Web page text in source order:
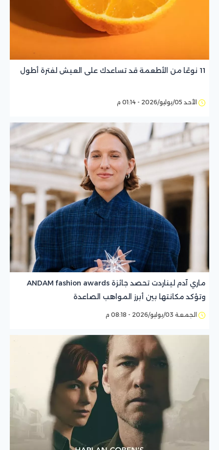
11 نوعًا من الأطعمة قد تساعدك على العيش لفترة أطول
الأحد 05/يوليو/2026 - 01:14 م
ماري آدم ليناردت تحصد جائزة ANDAM fashion awards
وتؤكد مكانتها بين أبرز المواهب الصاعدة
الجمعة 03/يوليو/2026 - 08:18 م